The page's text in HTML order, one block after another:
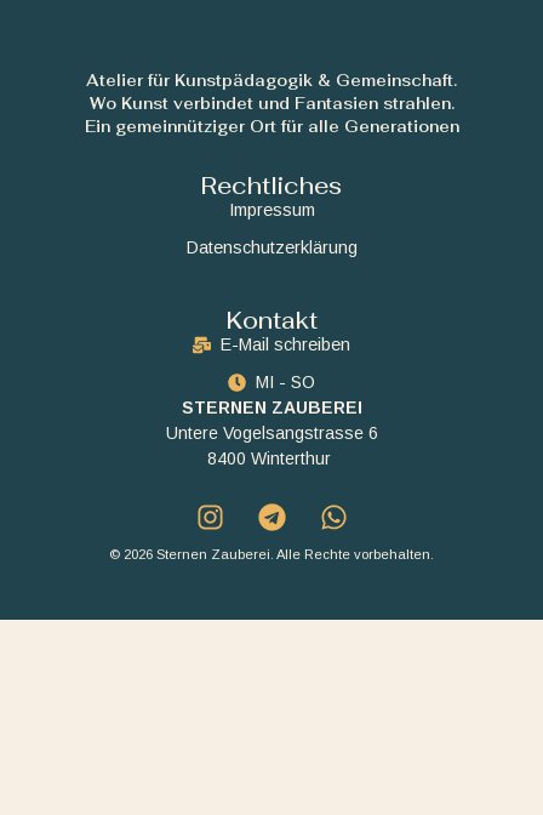
Atelier für Kunstpädagogik & Gemeinschaft.
Wo Kunst verbindet und Fantasien strahlen.
Ein gemeinnütziger Ort für alle Generationen
Rechtliches
Impressum
Datenschutzerklärung
Kontakt
E-Mail schreiben
MI - SO
STERNEN ZAUBEREI
Untere Vogelsangstrasse 6
8400 Winterthur
© 2026 Sternen Zauberei. Alle Rechte vorbehalten.